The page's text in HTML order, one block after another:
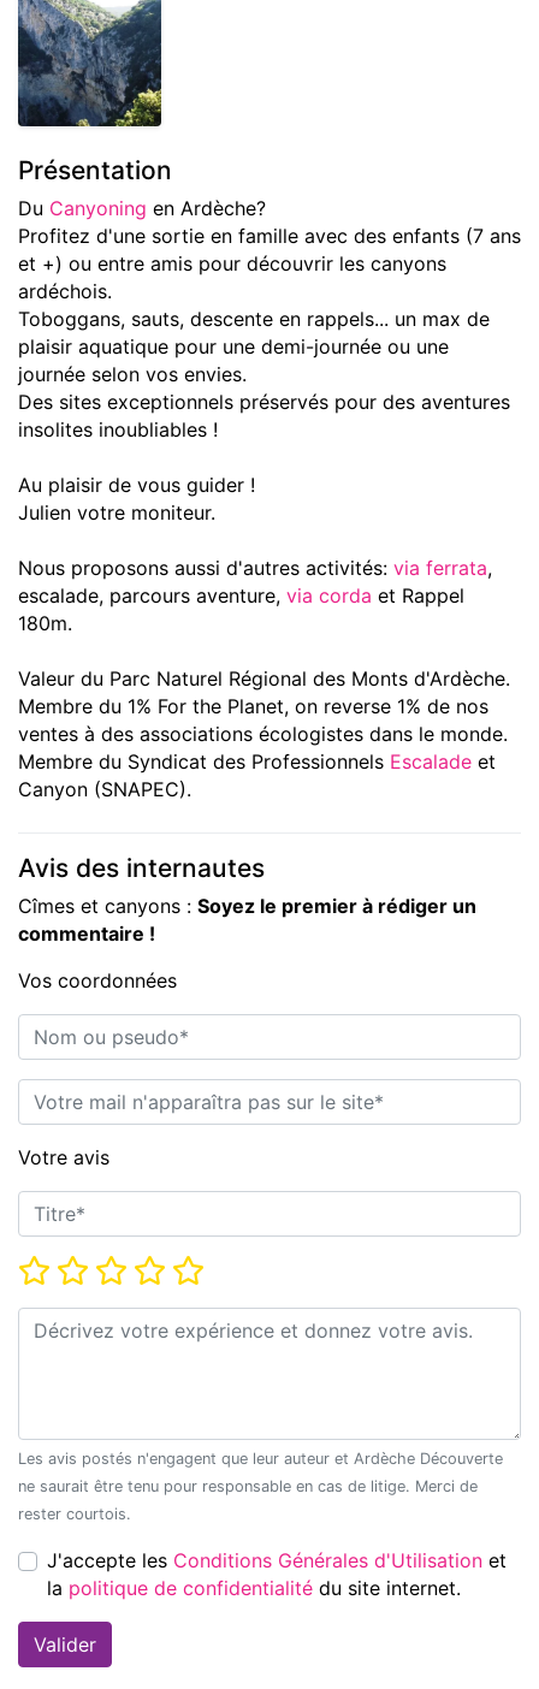
Présentation
Du Canyoning en Ardèche?
Profitez d'une sortie en famille avec des enfants (7 ans
et +) ou entre amis pour découvrir les canyons
ardéchois.
Toboggans, sauts, descente en rappels... un max de
plaisir aquatique pour une demi-journée ou une
journée selon vos envies.
Des sites exceptionnels préservés pour des aventures
insolites inoubliables !
Au plaisir de vous guider !
Julien votre moniteur.
Nous proposons aussi d'autres activités: via ferrata,
escalade, parcours aventure, via corda et Rappel
180m.
Valeur du Parc Naturel Régional des Monts d'Ardèche.
Membre du 1% For the Planet, on reverse 1% de nos
ventes à des associations écologistes dans le monde.
Membre du Syndicat des Professionnels Escalade et
Canyon (SNAPEC).
Avis des internautes
Cîmes et canyons : Soyez le premier à rédiger un
commentaire !
Vos coordonnées
Nom ou pseudo*
E-mail*
Votre avis
Titre*
Note*
Commentaire*
Les avis postés n'engagent que leur auteur et Ardèche Découverte
ne saurait être tenu pour responsable en cas de litige. Merci de
rester courtois.
J'accepte les Conditions Générales d'Utilisation et
la
politique de confidentialité du site internet.